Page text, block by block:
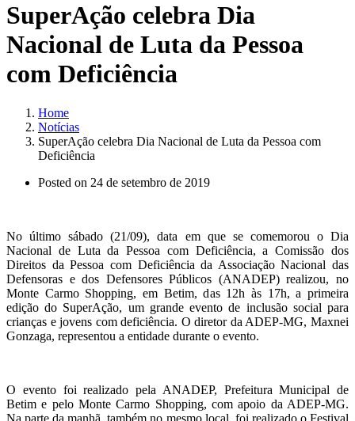
SuperAção celebra Dia
Nacional de Luta da Pessoa
com Deficiência
Home
Notícias
SuperAção celebra Dia Nacional de Luta da Pessoa com
Deficiência
Posted on 24 de setembro de 2019
No último sábado (21/09), data em que se comemorou o Dia
Nacional de Luta da Pessoa com Deficiência, a Comissão dos
Direitos da Pessoa com Deficiência da Associação Nacional das
Defensoras e dos Defensores Públicos (ANADEP) realizou, no
Monte Carmo Shopping, em Betim, das 12h às 17h, a primeira
edição do SuperAção, um grande evento de inclusão social para
crianças e jovens com deficiência. O diretor da ADEP-MG, Maxnei
Gonzaga, representou a entidade durante o evento.
O evento foi realizado pela ANADEP, Prefeitura Municipal de
Betim e pelo Monte Carmo Shopping, com apoio da ADEP-MG.
Na parte da manhã, também no mesmo local, foi realizado o Festival